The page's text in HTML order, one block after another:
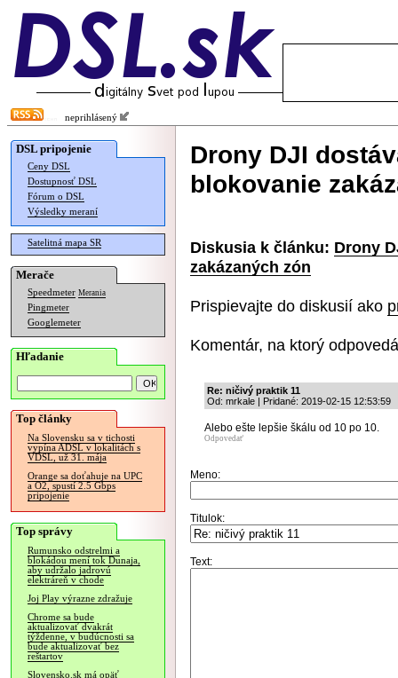
neprihlásený
DSL pripojenie
Ceny DSL
Dostupnosť DSL
Fórum o DSL
Výsledky meraní
Satelitná mapa SR
Merače
Speedmeter Merania
Pingmeter
Googlemeter
Hľadanie
Top články
Na Slovensku sa v tichosti
vypína ADSL v lokalitách s
VDSL, už 31. mája
Orange sa doťahuje na UPC
a O2, spustí 2.5 Gbps
pripojenie
Top správy
Rumunsko odstrelmi a
blokádou mení tok Dunaja,
aby udržalo jadrovú
elektráreň v chode
Joj Play výrazne zdražuje
Chrome sa bude
aktualizovať dvakrát
týždenne, v budúcnosti sa
bude aktualizovať bez
reštartov
Slovensko.sk má opäť
Drony DJI
blokovanie
Diskusia k článku: Drony
zakázaných zón
Prispievajte do diskusií ako
Komentár, na ktorý
Re: ničivý praktik 11
Od: mrkale | Pridané: 2019-02-15 12:53:59
Alebo ešte lepšie škálu od 10 po 10.
Odpovedať
Meno:
Titulok:
Text: